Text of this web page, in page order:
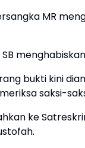
MR
bukti kini
saksi-
ke